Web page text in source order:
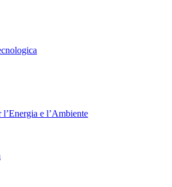
e l’Ambiente